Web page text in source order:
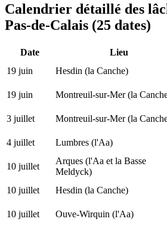
Calendrier détaillé des
Pas-de-Calais (25 dates)
Date Lieu
19 juin
Hesdin (la Canche)
19 juin
Montreuil-sur-Mer (la
3 juillet
Montreuil-sur-Mer (la
4 juillet
Lumbres (l'Aa)
10 juillet
Arques (l'Aa et la Basse
Meldyck)
10 juillet
Hesdin (la Canche)
10 juillet
Ouve-Wirquin (l'Aa)